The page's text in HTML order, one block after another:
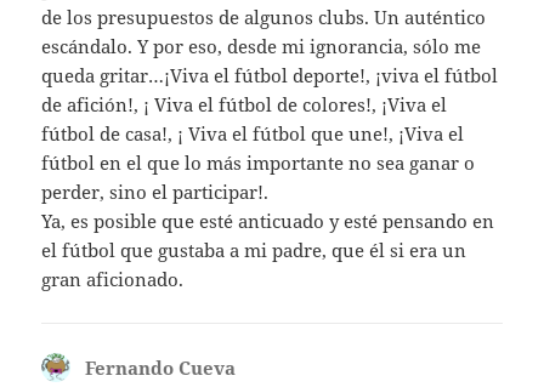
de los presupuestos de algunos clubs. Un auténtico
escándalo. Y por eso, desde mi ignorancia, sólo me
queda gritar…¡Viva el fútbol deporte!, ¡viva el fútbol
de afición!, ¡ Viva el fútbol de colores!, ¡Viva el
fútbol de casa!, ¡ Viva el fútbol que une!, ¡Viva el
fútbol en el que lo más importante no sea ganar o
perder, sino el participar!.
Ya, es posible que esté anticuado y esté pensando en
el fútbol que gustaba a mi padre, que él si era un
gran aficionado.
Fernando Cueva